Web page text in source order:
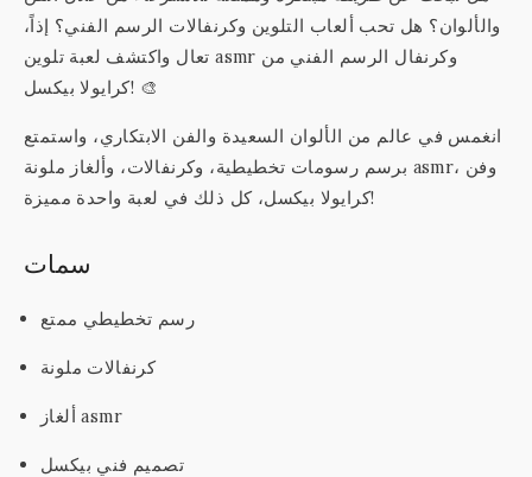
والألوان؟ هل تحب ألعاب التلوين وكرنفالات الرسم الفني؟ إذاً،
تعال واكتشف لعبة تلوين asmr وكرنفال الرسم الفني من
كرايولا بيكسل! 🎨
انغمس في عالم من الألوان السعيدة والفن الابتكاري، واستمتع
برسم رسومات تخطيطية، وكرنفالات، وألغاز ملونة asmr، وفن
كرايولا بيكسل، كل ذلك في لعبة واحدة مميزة!
سمات
رسم تخطيطي ممتع
كرنفالات ملونة
ألغاز asmr
تصميم فني بيكسل